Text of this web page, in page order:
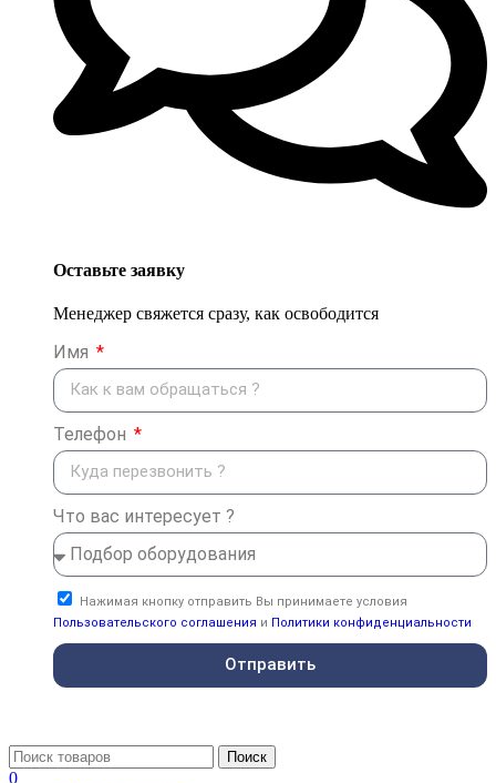
Оставьте заявку
Менеджер свяжется сразу, как освободится
Имя
Телефон
Что вас интересует ?
Нажимая кнопку отправить Вы принимаете условия
Пользовательского соглашения и Политики конфиденциальности
Отправить
Поиск
0